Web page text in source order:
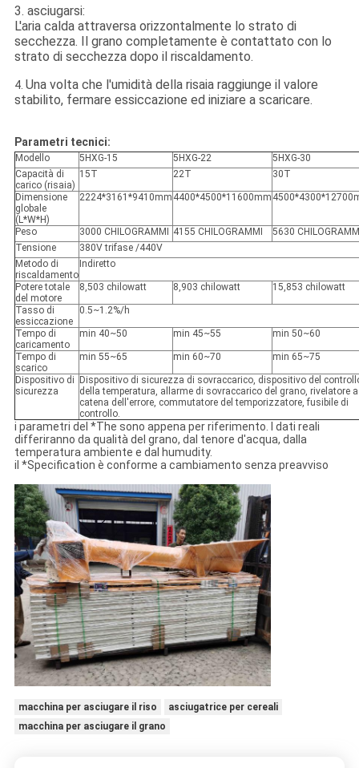
3. asciugarsi:
L'aria calda attraversa orizzontalmente lo strato di
secchezza. Il grano completamente è contattato con lo
strato di secchezza dopo il riscaldamento.
4. Una volta che l'umidità della risaia raggiunge il valore
stabilito, fermare essiccazione ed iniziare a scaricare.
Parametri tecnici:
Modello 5HXG-15 5HXG-22
5HXG-30
Capacità di
carico (risaia)
15T 22T 30T
Dimensione
globale
(L*W*H)
2224*3161*9410mm 4400*4500*11600mm
Peso 3000 CHILOGRAMMI 4155 CHILOGRAMMI
5630
Tensione
380V trifase /440V
Metodo di
riscaldamento
Indiretto
Potere totale
del motore
8,503 chilowatt 8,903 chilowatt 15,853 chilowatt
Tasso di
essiccazione
0.5~1.2%/h
Tempo di
caricamento
min 40~50 min 45~55 min 50~60
Tempo di
scarico
min 55~65 min 60~70 min 65~75
Dispositivo di
sicurezza
Dispositivo di sicurezza di sovraccarico, dispositivo del
della temperatura, allarme di sovraccarico del grano, rivelatore a
catena dell'errore, commutatore del temporizzatore, fusibile di
controllo.
i parametri del *The sono appena per riferimento. I dati reali
differiranno da qualità del grano, dal tenore d'acqua, dalla
temperatura ambiente e dal humudity.
il *Specification è conforme a cambiamento senza preavviso
macchina per asciugare il riso
asciugatrice per cereali
macchina per asciugare il grano